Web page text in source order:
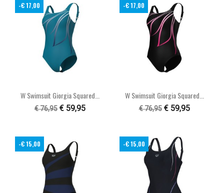
W Swimsuit Giorgia Squared...
€ 76,95 € 59,95
-€ 17,00
W Swimsuit Giorgia Squared...
€ 76,95 € 59,95
-€ 17,00
-€ 15,00 -€ 15,00